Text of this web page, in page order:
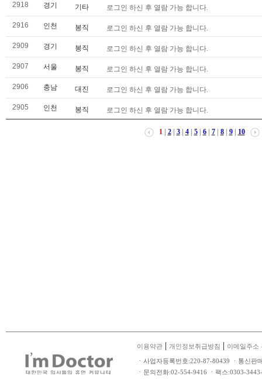
2918 경기 기타 로그인 하신 후 열람 가능 합니다.
2916 인천 봉직 로그인 하신 후 열람 가능 합니다.
2909 경기 봉직 로그인 하신 후 열람 가능 합니다.
2907 서울 봉직 로그인 하신 후 열람 가능 합니다.
2906 충남 대진 로그인 하신 후 열람 가능 합니다.
2905 인천 봉직 로그인 하신 후 열람 가능 합니다.
1| 2| 3| 4| 5| 6| 7| 8| 9| 10
이용약관 | 개인정보취급방침 | 이메일주소
ㆍ사업자등록번호:220-87-80439 ㆍ통신판
ㆍ문의전화:02-554-9416 ㆍ팩스:0303-